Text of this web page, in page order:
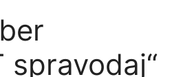
spravodaj“